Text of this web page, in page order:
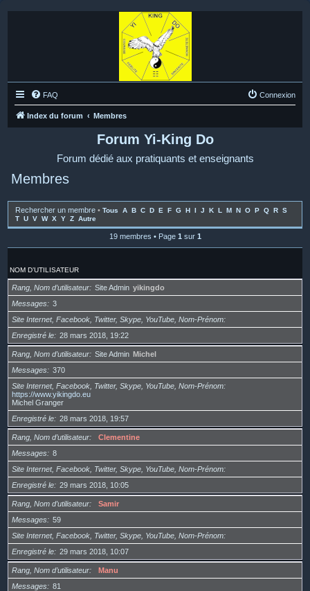
FAQ Connexion
Index du forum Membres
Forum Yi-King Do
Forum dédié aux pratiquants et enseignants
Membres
Rechercher un membre • Tous A B C D E F G H I J K L M N O P Q R S
T U V W X Y Z Autre
19 membres • Page 1 sur 1
NOM D’UTILISATEUR
Rang, Nom d’utilisateur Site Admin yikingdo
Messages
3
Site Internet, Facebook, Twitter, Skype, YouTube, Nom-Prénom
Enregistré le
28 mars 2018, 19:22
Rang, Nom d’utilisateur Site Admin Michel
Messages
370
Site Internet, Facebook, Twitter, Skype, YouTube, Nom-Prénom
https://www.yikingdo.eu
Michel Granger
Enregistré le
28 mars 2018, 19:57
Rang, Nom d’utilisateur
Clementine
Messages
8
Site Internet, Facebook, Twitter, Skype, YouTube, Nom-Prénom
Enregistré le
29 mars 2018, 10:05
Rang, Nom d’utilisateur
Samir
Messages
59
Site Internet, Facebook, Twitter, Skype, YouTube, Nom-Prénom
Enregistré le
29 mars 2018, 10:07
Rang, Nom d’utilisateur
Manu
Messages
81